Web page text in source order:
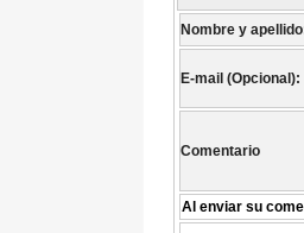
Nombre y
E-mail (Opcional):
Comentario
Al enviar su